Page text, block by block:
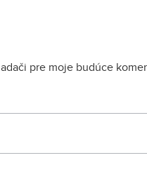
pre moje budúce